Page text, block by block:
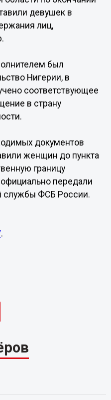
девушек в
лиц,
был
Нигерии, в
соответствующее
в страну
документов
женщин до пункта
границу
передали
службы ФСБ России.
.